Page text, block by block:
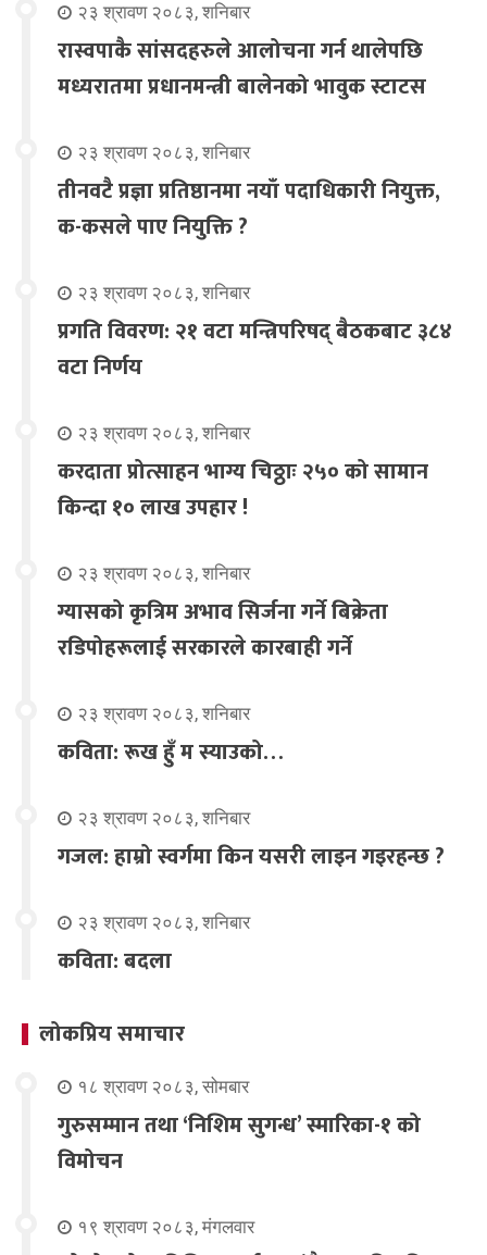
२३ श्रावण २०८३, शनिबार
रास्वपाकै सांसदहरुले आलोचना गर्न थालेपछि
मध्यरातमा प्रधानमन्त्री बालेनको भावुक स्टाटस
२३ श्रावण २०८३, शनिबार
तीनवटै प्रज्ञा प्रतिष्ठानमा नयाँ पदाधिकारी नियुक्त,
क-कसले पाए नियुक्ति ?
२३ श्रावण २०८३, शनिबार
प्रगति विवरण: २१ वटा मन्त्रिपरिषद् बैठकबाट ३८४
वटा निर्णय
२३ श्रावण २०८३, शनिबार
करदाता प्रोत्साहन भाग्य चिठ्ठाः २५० को सामान
किन्दा १० लाख उपहार !
२३ श्रावण २०८३, शनिबार
ग्यासको कृत्रिम अभाव सिर्जना गर्ने बिक्रेता
रडिपोहरूलाई सरकारले कारबाही गर्ने
२३ श्रावण २०८३, शनिबार
कविता: रूख हुँ म स्याउको…
२३ श्रावण २०८३, शनिबार
गजल: हाम्रो स्वर्गमा किन यसरी लाइन गइरहन्छ ?
२३ श्रावण २०८३, शनिबार
कविता: बदला
लोकप्रिय समाचार
१८ श्रावण २०८३, सोमबार
गुरुसम्मान तथा ‘निशिम सुगन्ध’ स्मारिका-१ को
विमोचन
१९ श्रावण २०८३, मंगलवार